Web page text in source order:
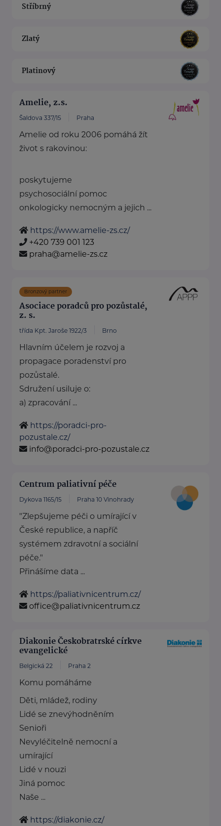
Stříbrný
Zlatý
Platinový
Amelie, z.s.
Šaldova 337/15 Praha
Amelie od roku 2006 pomáhá žít
život s rakovinou:
poskytujeme
psychosociální pomoc
onkologicky nemocným a jejich ...
https://www.amelie-zs.cz/
+420 739 001 123
praha@amelie-zs.cz
Bronzový partner
Asociace poradců pro pozůstalé,
z. s.
třída Kpt. Jaroše 1922/3 Brno
Hlavním účelem je rozvoj a
propagace poradenství pro
pozůstalé.
Sdružení usiluje o:
a) zpracování ...
https://poradci-pro-
pozustale.cz/
info@poradci-pro-pozustale.cz
Centrum paliativní péče
Dykova 1165/15 Praha 10 Vinohrady
"Zlepšujeme péči o umírající v
České republice, a napříč
systémem zdravotní a sociální
péče."
Přinášíme data ...
https://paliativnicentrum.cz/
office@paliativnicentrum.cz
Diakonie Českobratrské církve
evangelické
Belgická 22 Praha 2
Komu pomáháme
Děti, mládež, rodiny
Lidé se znevýhodněním
Senioři
Nevyléčitelně nemocní a
umírající
Lidé v nouzi
Jiná pomoc
Naše ...
https://diakonie.cz/